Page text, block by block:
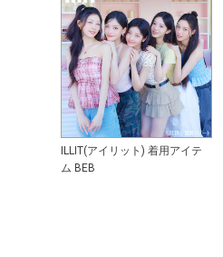
ILLIT(アイリット) 着用アイテ
ム BEB